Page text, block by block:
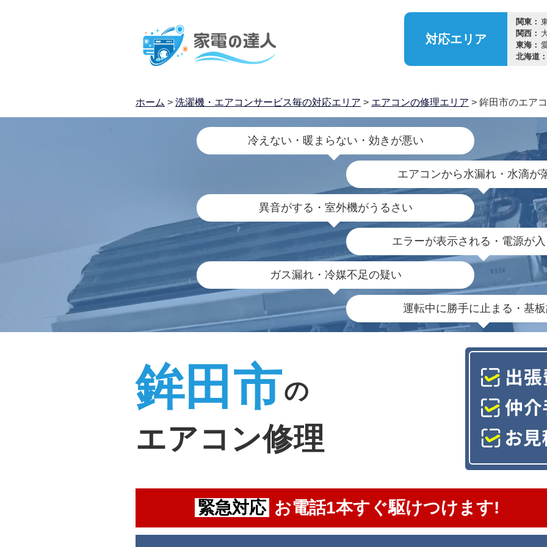
対応エリア
関東：
関西：
東海：
北海道：
ホーム > 洗濯機・エアコンサービス毎の対応エリア > エアコンの修理エリア > 鉾田市のエア
冷えない・暖まらない・効きが悪い
エアコンから水漏れ・水滴が
異音がする・室外機がうるさい
エラーが表示される・電源が
ガス漏れ・冷媒不足の疑い
運転中に勝手に止まる・基
鉾田市の
エアコン修理
緊急対応 お電話1本すぐ駆けつけます!